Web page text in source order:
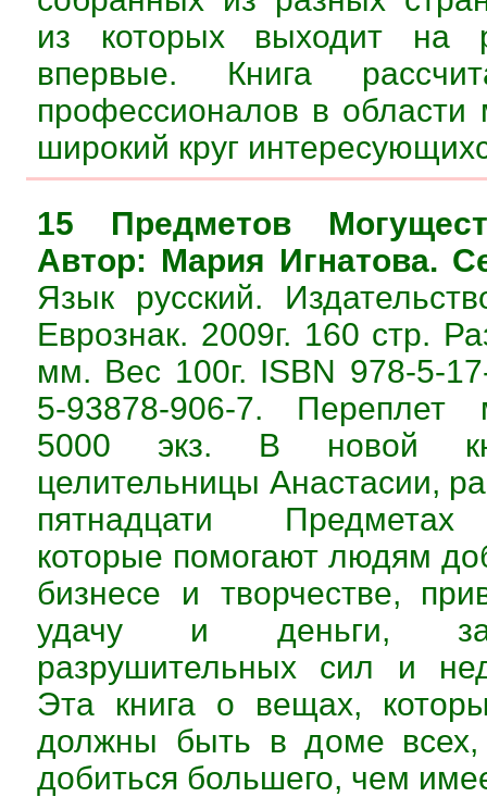
из которых выходит на
впервые. Книга
профессионалов в области
широкий круг
15 Предметов
Автор: Мария Игнатова.
Язык русский.
Еврознак. 2009г. 160 стр.
мм. Вес 100г. ISBN 978-5-
5-93878-906-7. Переплет
5000 экз. В новой
целительницы Анастасии,
пятнадцати
которые помогают людям
бизнесе и творчестве,
удачу и деньги,
разрушительных сил и
Эта книга о вещах,
должны быть в доме всех,
добиться большего, чем